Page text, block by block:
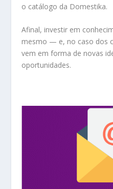
o catálogo da Domestika.
Afinal, investir em
mesmo — e, no caso dos
vem em forma de novas
oportunidades.